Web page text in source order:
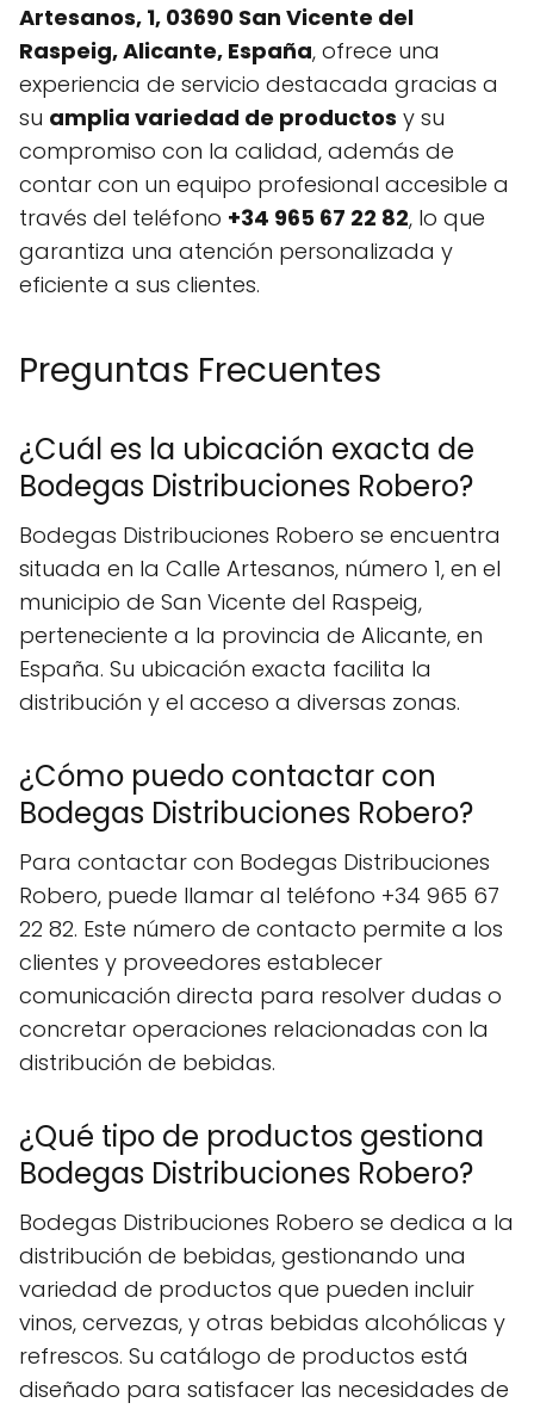
Artesanos, 1, 03690 San Vicente del
Raspeig, Alicante, España, ofrece una
experiencia de servicio destacada gracias a
su amplia variedad de productos y su
compromiso con la calidad, además de
contar con un equipo profesional accesible a
través del teléfono +34 965 67 22 82, lo que
garantiza una atención personalizada y
eficiente a sus clientes.
Preguntas Frecuentes
¿Cuál es la ubicación exacta de
Bodegas Distribuciones Robero?
Bodegas Distribuciones Robero se encuentra
situada en la Calle Artesanos, número 1, en el
municipio de San Vicente del Raspeig,
perteneciente a la provincia de Alicante, en
España. Su ubicación exacta facilita la
distribución y el acceso a diversas zonas.
¿Cómo puedo contactar con
Bodegas Distribuciones Robero?
Para contactar con Bodegas Distribuciones
Robero, puede llamar al teléfono +34 965 67
22 82. Este número de contacto permite a los
clientes y proveedores establecer
comunicación directa para resolver dudas o
concretar operaciones relacionadas con la
distribución de bebidas.
¿Qué tipo de productos gestiona
Bodegas Distribuciones Robero?
Bodegas Distribuciones Robero se dedica a la
distribución de bebidas, gestionando una
variedad de productos que pueden incluir
vinos, cervezas, y otras bebidas alcohólicas y
refrescos. Su catálogo de productos está
diseñado para satisfacer las necesidades de